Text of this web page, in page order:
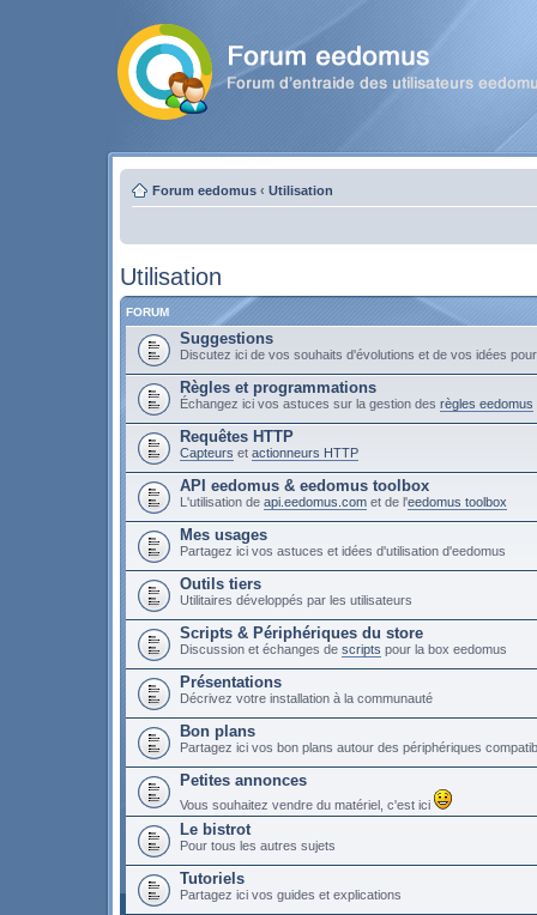
Forum eedomus ‹ Utilisation
Utilisation
FORUM
Suggestions
Discutez ici de vos souhaits d'évolutions et de vos idées
Règles et programmations
Échangez ici vos astuces sur la gestion des règles eedomus
Requêtes HTTP
Capteurs et actionneurs HTTP
API eedomus & eedomus toolbox
L'utilisation de api.eedomus.com et de l'eedomus toolbox
Mes usages
Partagez ici vos astuces et idées d'utilisation d'eedomus
Outils tiers
Utilitaires développés par les utilisateurs
Scripts & Périphériques du store
Discussion et échanges de scripts pour la box eedomus
Présentations
Décrivez votre installation à la communauté
Bon plans
Partagez ici vos bon plans autour des périphériques
Petites annonces
Vous souhaitez vendre du matériel, c'est ici
Le bistrot
Pour tous les autres sujets
Tutoriels
Partagez ici vos guides et explications